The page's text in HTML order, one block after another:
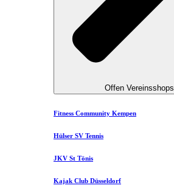
Offen Vereinsshops
Fitness Community Kempen
Hülser SV Tennis
JKV St Tönis
Kajak Club Düsseldorf